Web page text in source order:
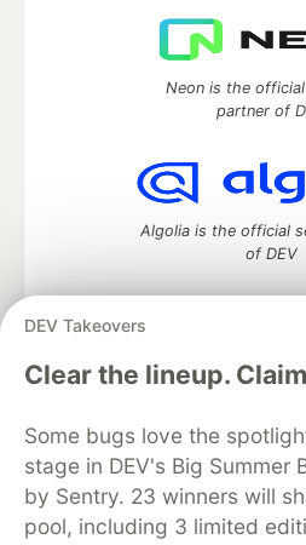
DEV Takeovers
Clear the lineup.
Some bugs love the
stage in DEV's Big Summer
by Sentry. 23 winners will
pool, including 3 limited
Neon is the
partner of
Algolia is the official
of DEV
DEV Community— A space to
development and manage
DEV Education Tracks
DEV
Organization Accounts
DEV
Free Postgres Database
Code of Conduct
Privacy